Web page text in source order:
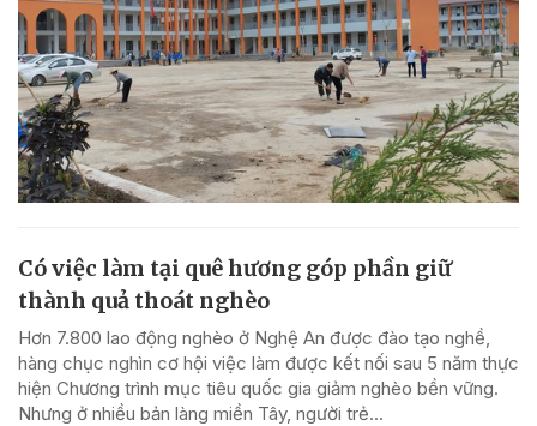
Có việc làm tại quê hương góp phần giữ
thành quả thoát nghèo
Hơn 7.800 lao động nghèo ở Nghệ An được đào tạo nghề,
hàng chục nghìn cơ hội việc làm được kết nối sau 5 năm thực
hiện Chương trình mục tiêu quốc gia giảm nghèo bền vững.
Nhưng ở nhiều bản làng miền Tây, người trẻ...